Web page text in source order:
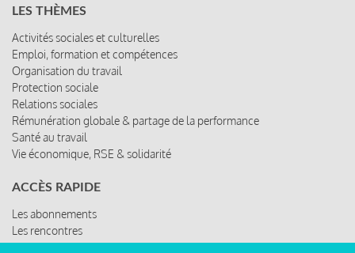
LES THÈMES
Activités sociales et culturelles
Emploi, formation et compétences
Organisation du travail
Protection sociale
Relations sociales
Rémunération globale & partage de la performance
Santé au travail
Vie économique, RSE & solidarité
ACCÈS RAPIDE
Les abonnements
Les rencontres
Les ressources